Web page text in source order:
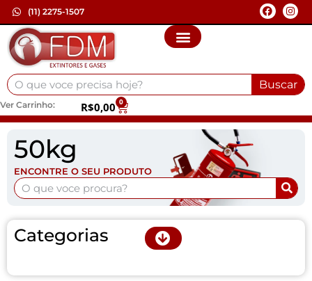
(11) 2275-1507
Buscar
Ver Carrinho: R$0,00 0
50kg
ENCONTRE O SEU PRODUTO
Categorias